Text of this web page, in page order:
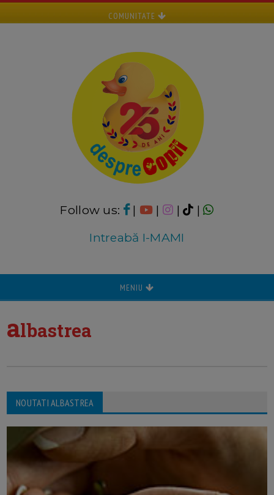
COMUNITATE
Follow us: | | |
|
Intreabă I-MAMI
MENIU
albastrea
NOUTATI ALBASTREA